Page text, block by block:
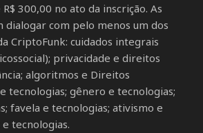
300,00 no ato da inscrição. As
dialogar com pelo menos um dos
CriptoFunk: cuidados integrais
privacidade e direitos
algoritmos e Direitos
tecnologias; gênero e tecnologias;
favela e tecnologias; ativismo e
tecnologias.